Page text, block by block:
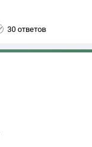
30 ответов